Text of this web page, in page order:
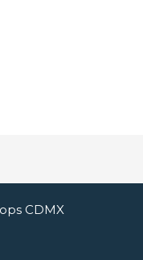
CDMX